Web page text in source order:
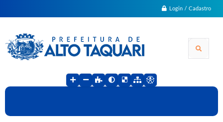
Login / Cadastro